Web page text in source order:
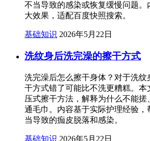
不当导致的感染或恢复缓慢问题。
大效果，适配百度快照搜索。
基础知识 2026年5月22日
洗纹身后洗完澡的擦干方式
洗完澡后怎么擦干身体？对于洗纹
干方式错了可能比不洗更糟糕。本
压式擦干方法，解释为什么不能
通毛巾。内容基于实际护理经验，
当导致的痂皮脱落和感染。
基础知识 2026年5月22日